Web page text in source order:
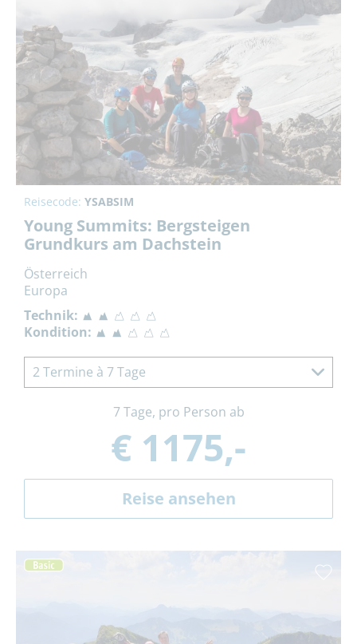
Reisecode: YSABSIM
Young Summits: Bergsteigen
Grundkurs am Dachstein
Österreich
Europa
Technik:
Kondition:
2 Termine à 7 Tage
7 Tage, pro Person ab
€ 1175,-
Reise ansehen